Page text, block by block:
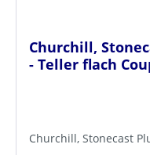
Churchill,
- Teller flach
Churchill, Stonecast